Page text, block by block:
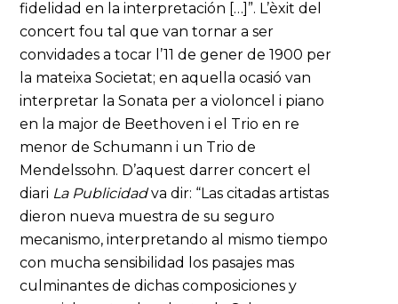
fidelidad en la interpretación […]”. L’èxit del
concert fou tal que van tornar a ser
convidades a tocar l’11 de gener de 1900 per
la mateixa Societat; en aquella ocasió van
interpretar la Sonata per a violoncel i piano
en la major de Beethoven i el Trio en re
menor de Schumann i un Trio de
Mendelssohn. D’aquest darrer concert el
diari La Publicidadva dir: “Las citadas artistas
dieron nueva muestra de su seguro
mecanismo, interpretando al mismo tiempo
con mucha sensibilidad los pasajes mas
culminantes de dichas composiciones y